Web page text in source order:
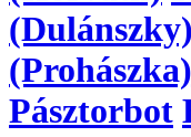
(Dulánszky)
(Prohászka)
Pásztorbot